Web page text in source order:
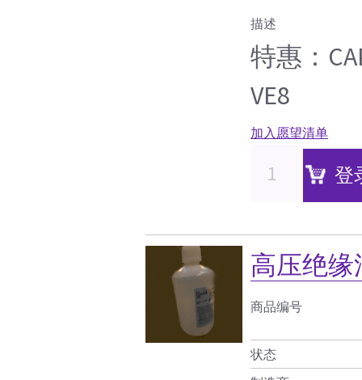
描述
特惠：
VE8
加入愿望清单
登
高压绝缘
商品编号
状态